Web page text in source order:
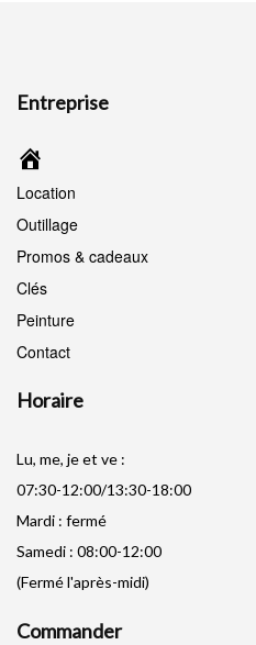
Entreprise
Location
Outillage
Promos & cadeaux
Clés
Peinture
Contact
Horaire
Lu, me, je et ve :
07:30-12:00/13:30-18:00
Mardi : fermé
Samedi : 08:00-12:00
(Fermé l'après-midi)
Commander